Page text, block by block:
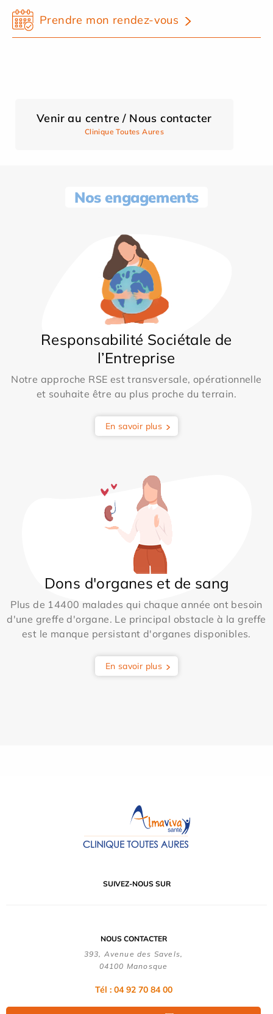
Prendre mon rendez-vous
Venir au centre / Nous contacter
Clinique Toutes Aures
Nos engagements
Responsabilité Sociétale de
l’Entreprise
Notre approche RSE est transversale, opérationnelle
et souhaite être au plus proche du terrain.
En savoir plus
Dons d'organes et de sang
Plus de 14400 malades qui chaque année ont besoin
d'une greffe d'organe. Le principal obstacle à la greffe
est le manque persistant d'organes disponibles.
En savoir plus
SUIVEZ-NOUS SUR
NOUS CONTACTER
393, Avenue des Savels,
04100 Manosque
Tél : 04 92 70 84 00